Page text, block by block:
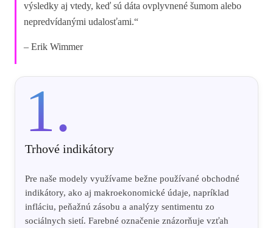
výsledky aj vtedy, keď sú dáta ovplyvnené šumom alebo
nepredvídanými udalosťami.“
– Erik Wimmer
1.
Trhové indikátory
Pre naše modely využívame bežne používané obchodné
indikátory, ako aj makroekonomické údaje, napríklad
infláciu, peňažnú zásobu a analýzy sentimentu zo
sociálnych sietí. Farebné označenie znázorňuje vzťah